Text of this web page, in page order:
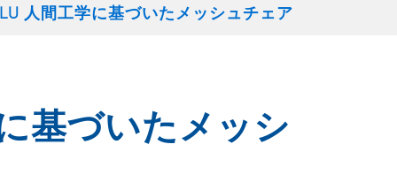
人間工学に基づいたメッシュチェア
基づいたメッシ